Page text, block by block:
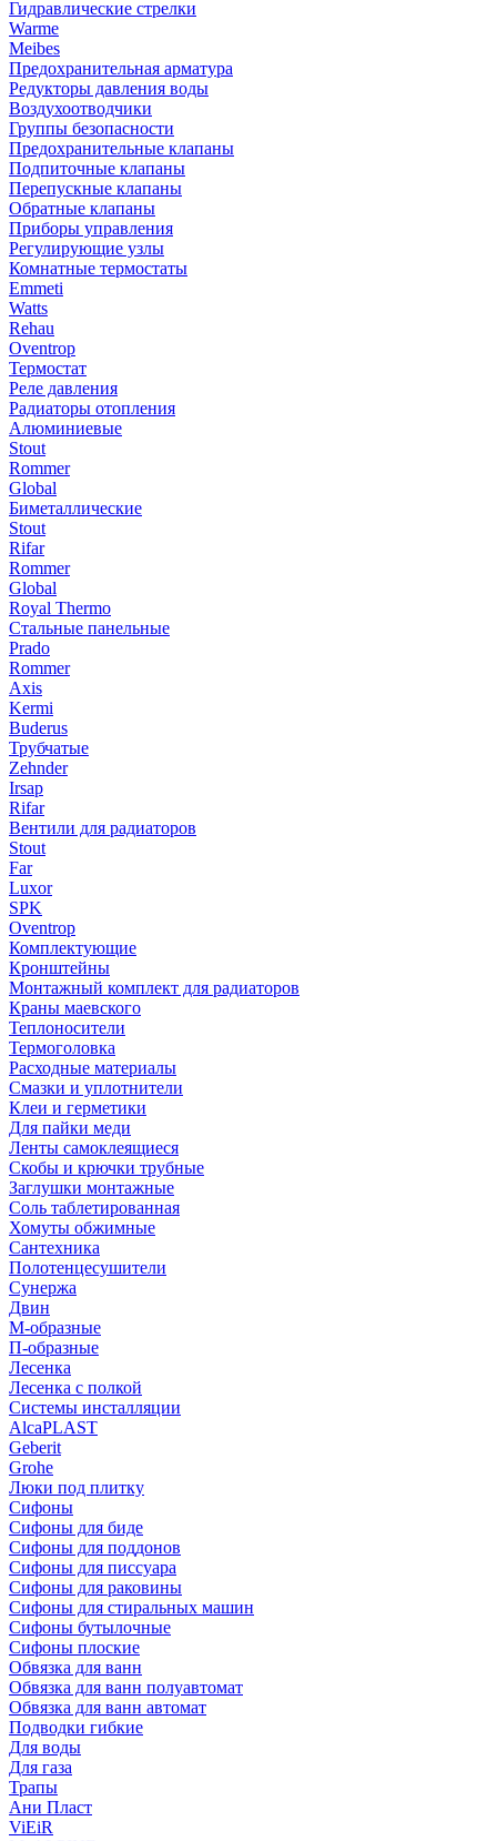
Гидравлические стрелки
Warme
Meibes
Предохранительная арматура
Редукторы давления воды
Воздухоотводчики
Группы безопасности
Предохранительные клапаны
Подпиточные клапаны
Перепускные клапаны
Обратные клапаны
Приборы управления
Регулирующие узлы
Комнатные термостаты
Emmeti
Watts
Rehau
Oventrop
Термостат
Реле давления
Радиаторы отопления
Алюминиевые
Stout
Rommer
Global
Биметаллические
Stout
Rifar
Rommer
Global
Royal Thermo
Стальные панельные
Prado
Rommer
Axis
Kermi
Buderus
Трубчатые
Zehnder
Irsap
Rifar
Вентили для радиаторов
Stout
Far
Luxor
SPK
Oventrop
Комплектующие
Кронштейны
Монтажный комплект для радиаторов
Краны маевского
Теплоносители
Термоголовка
Расходные материалы
Смазки и уплотнители
Клеи и герметики
Для пайки меди
Ленты самоклеящиеся
Скобы и крючки трубные
Заглушки монтажные
Соль таблетированная
Хомуты обжимные
Сантехника
Полотенцесушители
Сунержа
Двин
М-образные
П-образные
Лесенка
Лесенка с полкой
Системы инсталляции
AlcaPLAST
Geberit
Grohe
Люки под плитку
Сифоны
Сифoны для биде
Сифoны для поддонов
Сифoны для писсуара
Сифоны для раковины
Сифоны для стиральных машин
Сифоны бутылочные
Сифоны плоские
Обвязка для ванн
Обвязка для ванн полуавтомат
Обвязка для ванн автомат
Подводки гибкие
Для воды
Для газа
Трапы
Ани Пласт
ViEiR